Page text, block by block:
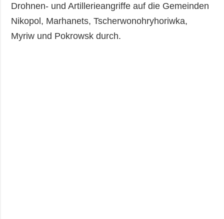
Drohnen- und Artillerieangriffe auf die Gemeinden
Nikopol, Marhanets, Tscherwonohryhoriwka,
Myriw und Pokrowsk durch.